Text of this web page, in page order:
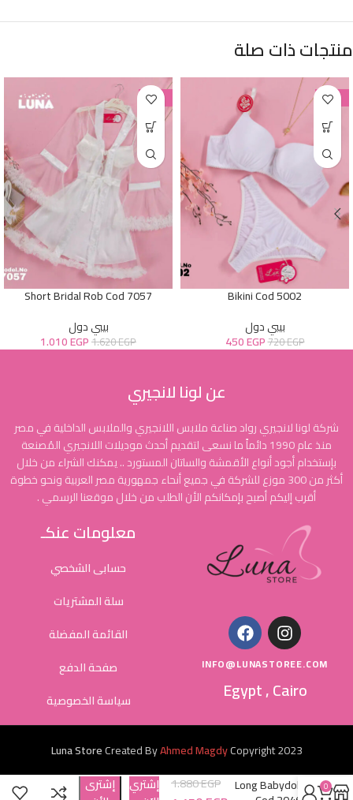
منتجات ذات صلة
-38%
Bikini Cod 5002
بيبي دول
720EGP
450EGP
-38%
Short Bridal Rob Cod 7057
بيبي دول
1.620EGP
1.010EGP
عن لونا لانجيري
شركة لونا لانجيري رواد صناعة ملابس اللانجيري والملابس الداخلية في مصر
منذ عام 1990 دائماً ما نسعى لتقديم أحدث موديلات اللانجيري المُصنعة
بإستخدام أجود أنواع الأقمشة والساتان المستورد .. يمكنك الشراء من خلال
أكثر من 300 موزع للشركة في جميع أنحاء جمهورية مصر العربية ونحو خطوة
أقرب إليكم أصبح بإمكانكم الأن الطلب من خلال موقعنا الرسمي .
INFO@LUNASTOREE.COM
Egypt , Cairo
معلومات عنكـ
حسابى الشخصي
سلة المشتريات
القائمة المفضلة
صفحة الدفع
سياسة الخصوصية
Luna StoreCreated ByAhmed MagdyCopyright2023
Long Babydoll
1.880EGP
إشتري
إشترى
0